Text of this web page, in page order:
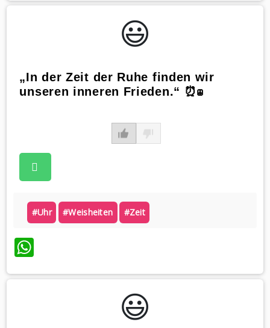
😃️
„In der Zeit der Ruhe finden wir
unseren inneren Frieden.“ ⏰☮️
#uhr #weisheiten #zeit
WhatsApp
😃️